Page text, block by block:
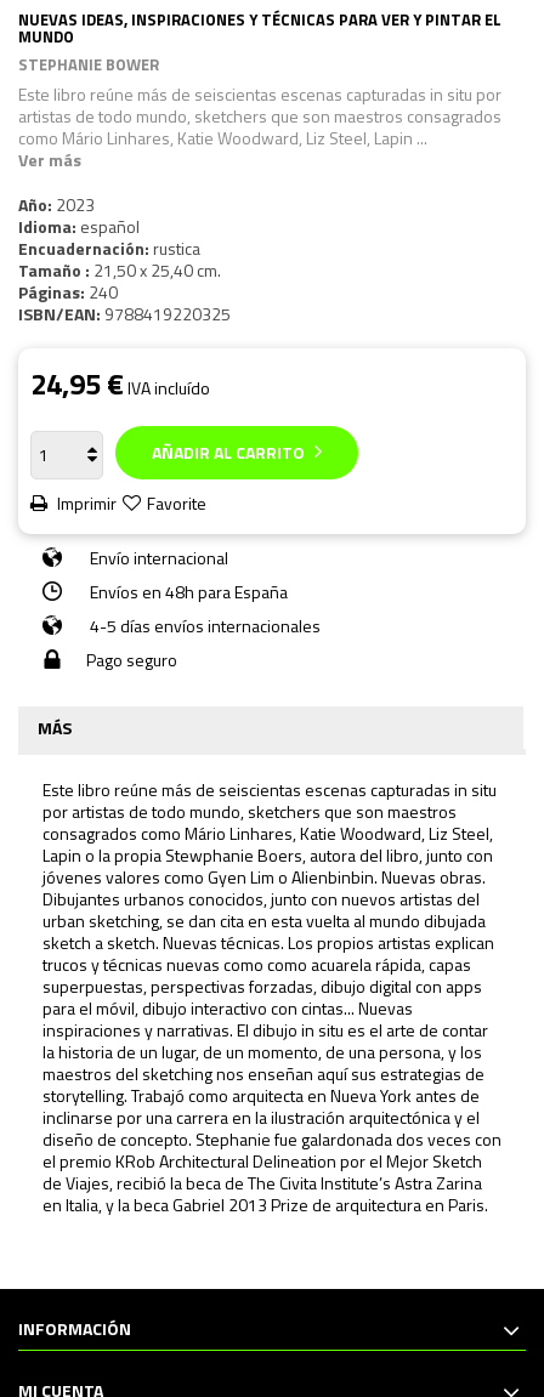
NUEVAS IDEAS, INSPIRACIONES Y TÉCNICAS PARA VER Y PINTAR EL
MUNDO
STEPHANIE BOWER
Este libro reúne más de seiscientas escenas capturadas in situ por
artistas de todo mundo, sketchers que son maestros consagrados
como Mário Linhares, Katie Woodward, Liz Steel, Lapin ...
Ver más
Año: 2023
Idioma: español
Encuadernación: rustica
Tamaño : 21,50 x 25,40 cm.
Páginas: 240
ISBN/EAN: 9788419220325
24,95 €IVA incluído
AÑADIR AL CARRITO
Imprimir
Favorite
Envío internacional
Envíos en 48h para España
4-5 días envíos internacionales
Pago seguro
MÁS
Este libro reúne más de seiscientas escenas capturadas in situ
por artistas de todo mundo, sketchers que son maestros
consagrados como Mário Linhares, Katie Woodward, Liz Steel,
Lapin o la propia Stewphanie Boers, autora del libro, junto con
jóvenes valores como Gyen Lim o Alienbinbin. Nuevas obras.
Dibujantes urbanos conocidos, junto con nuevos artistas del
urban sketching, se dan cita en esta vuelta al mundo dibujada
sketch asketch. Nuevas técnicas. Los propios artistas explican
trucos y técnicas nuevas como como acuarela rápida, capas
superpuestas, perspectivas forzadas, dibujo digital con apps
para el móvil, dibujo interactivo con cintas... Nuevas
inspiraciones y narrativas. El dibujoin situes el arte de contar
la historia de un lugar, de un momento, de una persona, y los
maestros del sketching nos enseñan aquí sus estrategias de
storytelling. Trabajó como arquitecta en Nueva York antes de
inclinarse por una carrera en la ilustración arquitectónica y el
diseño de concepto. Stephanie fue galardonada dos veces con
el premio KRob Architectural Delineation por el Mejor Sketch
de Viajes, recibió la beca de The Civita Institute’s Astra Zarina
en Italia, y la beca Gabriel 2013 Prize de arquitectura en Paris.
INFORMACIÓN
MI CUENTA